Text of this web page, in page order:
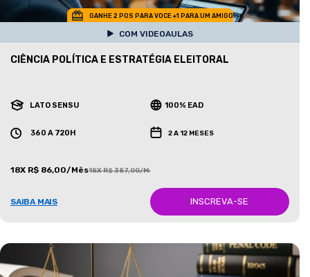
GANHE 2 POS PARA VOCE +1 PARA UM AMIGO
COM VIDEOAULAS
CIÊNCIA POLÍTICA E ESTRATÉGIA ELEITORAL
LATO SENSU 100% EAD
360 A 720H 2 A 12 MESES
18X R$ 86,00/Mês18X R$ 387,00/Mês
SAIBA MAIS INSCREVA-SE